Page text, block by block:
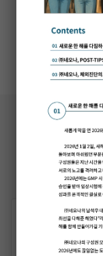
2023-07-01
[채용공고] 연